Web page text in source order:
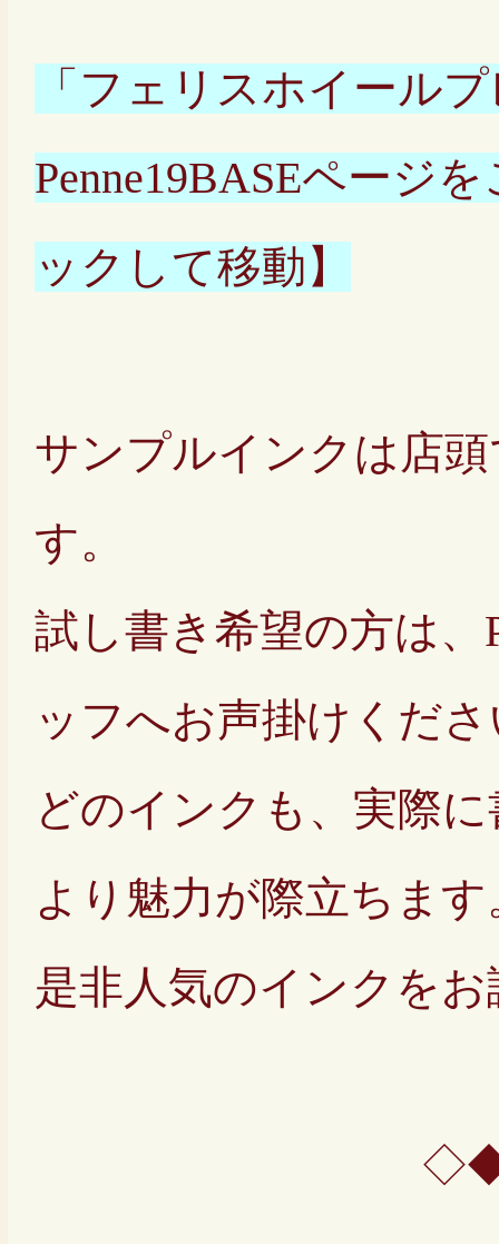
「フェリスホイール
Penne19BASEページ
ックして移動】
サンプルインクは店
す。
試し書き希望の方は、
ッフへお声掛けくだ
どのインクも、実際
より魅力が際立ちます
是非人気のインクを